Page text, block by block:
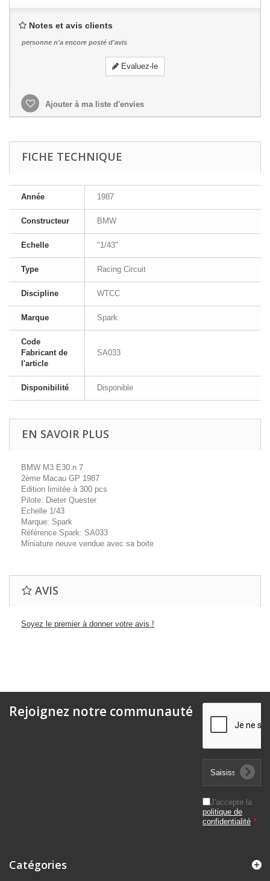
Notes et avis clients
personne n'a encore posté d'avis
Evaluez-le
Ajouter à ma liste d'envies
FICHE TECHNIQUE
Année 1987
Constructeur BMW
Echelle "1/43"
Type Racing Circuit
Discipline WTCC
Marque Spark
Code
Fabricant de
l'article
SA033
Disponibilité Disponible
EN SAVOIR PLUS
BMW M3 E30 n 7
2ème Macau GP 1987
Edition limitée à 300 pcs
Pilote: Dieter Quester
Echelle 1/43
Marque: Spark
Référence Spark: SA033
Miniature neuve vendue avec sa boite
AVIS
Soyez le premier à donner votre avis !
Rejoignez notre communauté
J'accepte la
politique de
confidentialité *
Catégories